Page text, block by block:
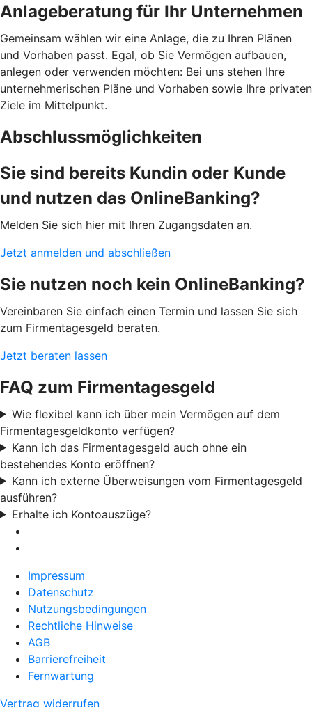
Anlageberatung für Ihr Unternehmen
Gemeinsam wählen wir eine Anlage, die zu Ihren Plänen
und Vorhaben passt. Egal, ob Sie Vermögen aufbauen,
anlegen oder verwenden möchten: Bei uns stehen Ihre
unternehmerischen Pläne und Vorhaben sowie Ihre privaten
Ziele im Mittelpunkt.
Abschlussmöglichkeiten
Sie sind bereits Kundin oder Kunde
und nutzen das OnlineBanking?
Melden Sie sich hier mit Ihren Zugangsdaten an.
Jetzt anmelden und abschließen
Sie nutzen noch kein OnlineBanking?
Vereinbaren Sie einfach einen Termin und lassen Sie sich
zum Firmentagesgeld beraten.
Jetzt beraten lassen
FAQ zum Firmentagesgeld
Wie flexibel kann ich über mein Vermögen auf dem
Firmentagesgeldkonto verfügen?
Kann ich das Firmentagesgeld auch ohne ein
bestehendes Konto eröffnen?
Kann ich externe Überweisungen vom Firmentagesgeld
ausführen?
Erhalte ich Kontoauszüge?
Impressum
Datenschutz
Nutzungsbedingungen
Rechtliche Hinweise
AGB
Barrierefreiheit
Fernwartung
Vertrag widerrufen